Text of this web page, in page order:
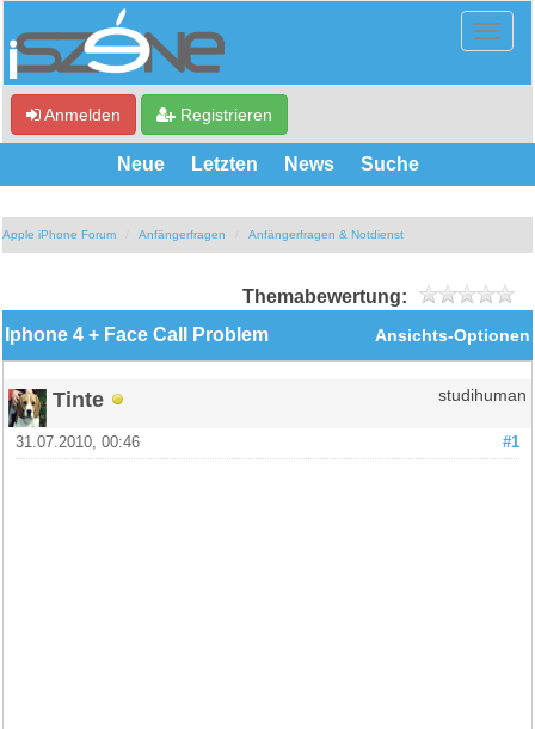
Anmelden Registrieren
Neue Letzten News Suche
Apple iPhone Forum Anfängerfragen Anfängerfragen & Notdienst
Themabewertung:
Ansichts-Optionen
Iphone 4 + Face Call Problem
Tinte studihuman
#1
31.07.2010, 00:46